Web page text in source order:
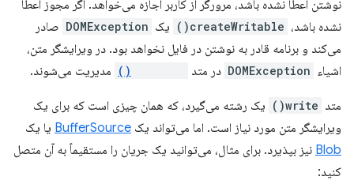
نوشتن اعطا نشده باشد، مرورگر از کاربر اجازه می‌خواهد. اگر مجوز اعطا
نشده باشد، createWritable() یک DOMException صادر
می‌کند و برنامه قادر به نوشتن در فایل نخواهد بود. در ویرایشگر متن،
اشیاء DOMException در متد مدیریت می‌شوند.
متد write()
یک رشته می‌گیرد، که همان چیزی است که برای یک
ویرایشگر متن مورد نیاز است. اما می‌تواند یک BufferSource یا یک
Blob نیز بپذیرد. برای مثال، می‌توانید یک جریان را مستقیماً به آن متصل
کنید: